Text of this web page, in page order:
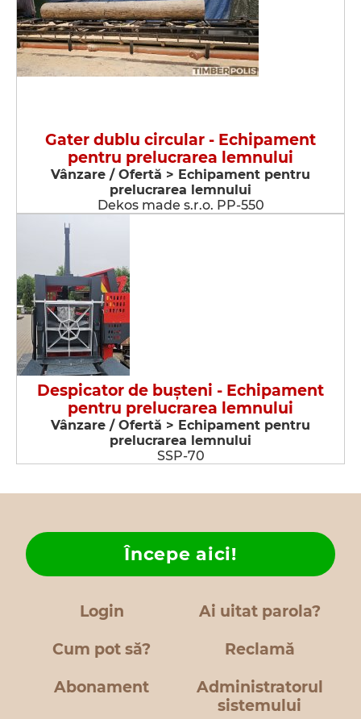
Gater dublu circular - Echipament
pentru prelucrarea lemnului
Vânzare / Ofertă > Echipament pentru
prelucrarea lemnului
Dekos made s.r.o. PP-550
Despicator de buşteni - Echipament
pentru prelucrarea lemnului
Vânzare / Ofertă > Echipament pentru
prelucrarea lemnului
SSP-70
Login Ai uitat parola?
Cum pot să?
Începe aici!
Reclamă
Abonament
Administratorul
sistemului